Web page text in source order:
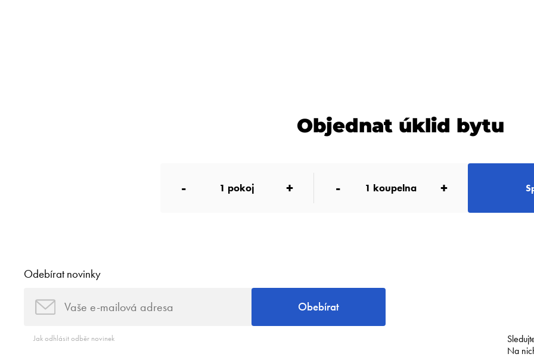
Objednat úklid bytu
- 1 pokoj + - 1 koupelna +
Odebírat novinky
Obebírat
Jak odhlásit odběr novinek
Na